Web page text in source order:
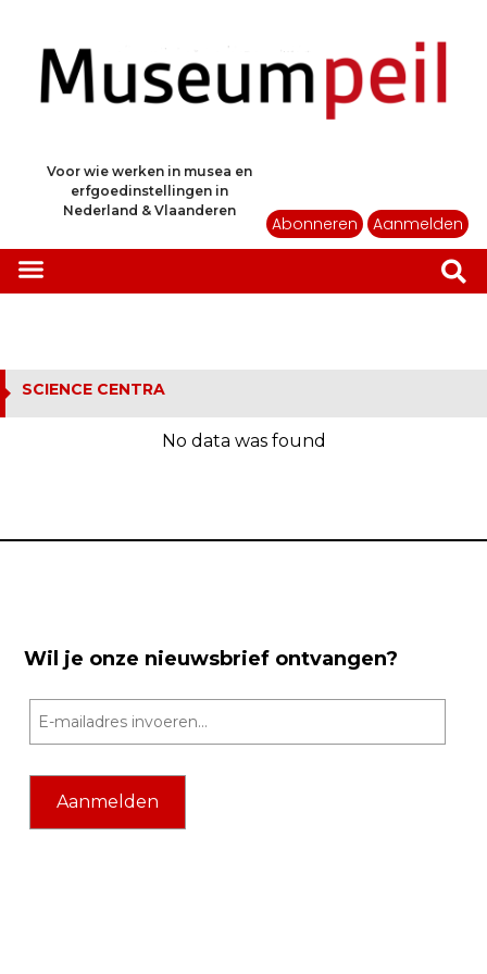
Voor wie werken in musea en
erfgoedinstellingen in
Nederland & Vlaanderen
Abonneren Aanmelden
SCIENCE CENTRA
No data was found
Wil je onze nieuwsbrief ontvangen?